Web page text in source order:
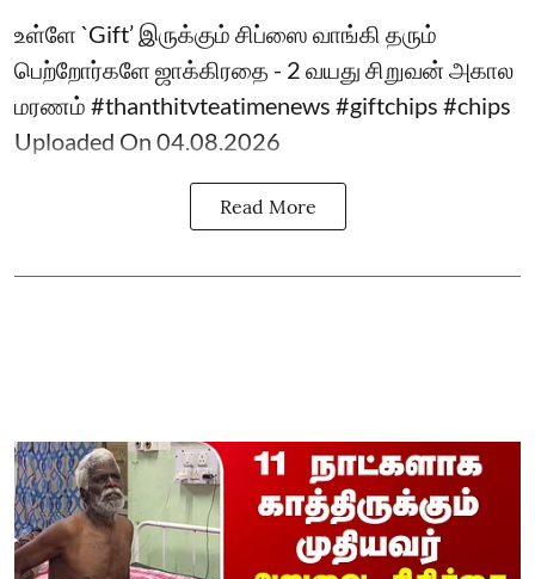
உள்ளே `Gift’ இருக்கும் சிப்ஸை வாங்கி தரும்
பெற்றோர்களே ஜாக்கிரதை - 2 வயது சிறுவன் அகால
மரணம் #thanthitvteatimenews #giftchips #chips
Uploaded On 04.08.2026
Read More